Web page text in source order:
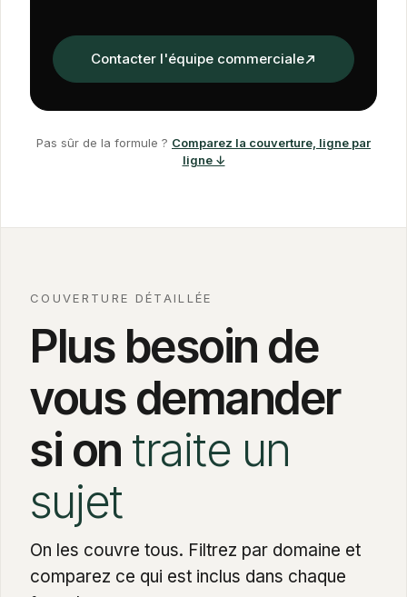
Contacter l'équipe commerciale
Pas sûr de la formule ? Comparez la couverture, ligne par
ligne ↓
COUVERTURE DÉTAILLÉE
Plus besoin de
vous demander
si on traite un
sujet
On les couvre tous. Filtrez par domaine et
comparez ce qui est inclus dans chaque